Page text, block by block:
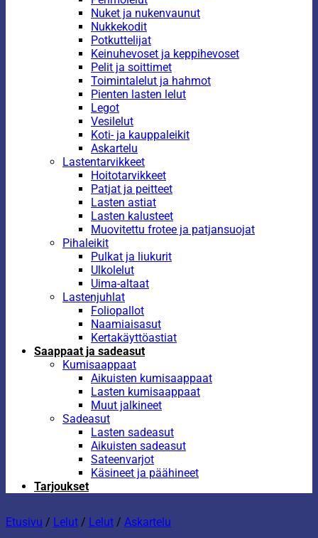
Nuket ja nukenvaunut
Nukkekodit
Potkuttelijat
Keinuhevoset ja keppihevoset
Pelit ja soittimet
Toimintalelut ja hahmot
Pienten lasten lelut
Legot
Vesilelut
Koti- ja kauppaleikit
Askartelu
Lastentarvikkeet
Hoitotarvikkeet
Patjat ja peitteet
Lasten astiat
Lasten kalusteet
Muovitettu frotee ja patjansuojat
Pihaleikit
Pulkat ja liukurit
Ulkolelut
Uima-altaat
Lastenjuhlat
Foliopallot
Naamiaisasut
Kertakäyttöastiat
Saappaat ja sadeasut
Kumisaappaat
Aikuisten kumisaappaat
Lasten kumisaappaat
Muut jalkineet
Sadeasut
Lasten sadeasut
Aikuisten sadeasut
Sateenvarjot
Käsineet ja päähineet
Tarjoukset
Etusivu / Lelut / Lelut / Askartelu